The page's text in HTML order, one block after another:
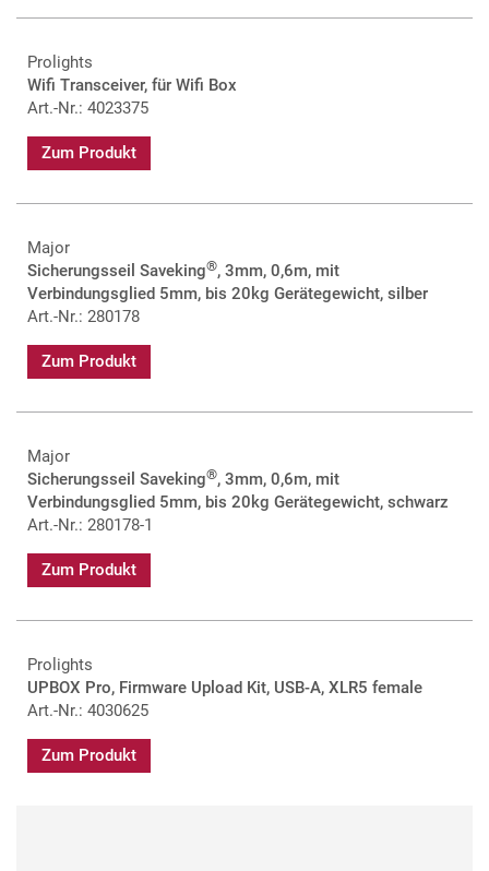
Prolights
Wifi Transceiver, für Wifi Box
Art.-Nr.: 4023375
Zum Produkt
Major
Sicherungsseil Saveking®, 3mm, 0,6m, mit
Verbindungsglied 5mm, bis 20kg Gerätegewicht, silber
Art.-Nr.: 280178
Zum Produkt
Major
Sicherungsseil Saveking®, 3mm, 0,6m, mit
Verbindungsglied 5mm, bis 20kg Gerätegewicht, schwarz
Art.-Nr.: 280178-1
Zum Produkt
Prolights
UPBOX Pro, Firmware Upload Kit, USB-A, XLR5 female
Art.-Nr.: 4030625
Zum Produkt